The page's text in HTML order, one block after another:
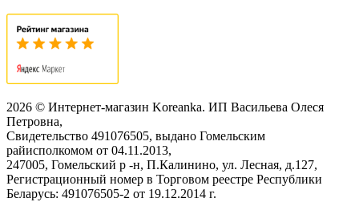
2026 © Интернет-магазин Koreanka. ИП Васильева Олеся
Петровна,
Свидетельство ‎491076505, выдано Гомельским
райисполкомом от 04.11.2013,
247005, Гомельский р -н, П.Калинино, ул. Лесная, д.127,
Регистрационный номер в Торговом реестре Республики
Беларусь: ‎491076505-2 от 19.12.2014 г.